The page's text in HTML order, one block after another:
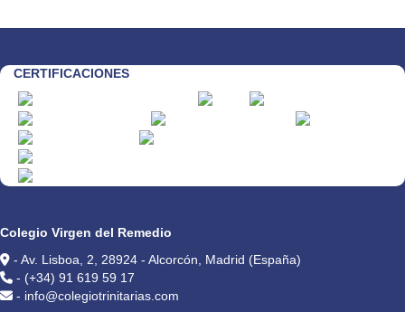
CERTIFICACIONES
Colegio Virgen del Remedio
- Av. Lisboa, 2, 28924 - Alcorcón, Madrid (España)
- (+34) 91 619 59 17
- info@colegiotrinitarias.com